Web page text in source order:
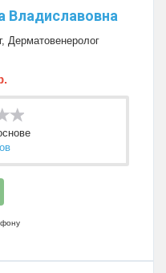
Владиславовна
, Дерматовенеролог